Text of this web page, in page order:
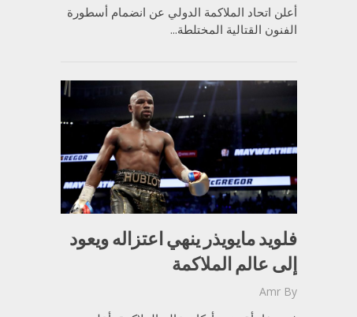
أعلن اتحاد الملاكمة الدولي عن انضمام أسطورة
الفنون القتالية المختلطة...
فلويد مايويذر ينهي اعتزاله ويعود
إلى عالم الملاكمة
By
Amr